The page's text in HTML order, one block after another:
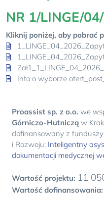
NR 1/LINGE/
Kliknij poniżej, aby pobrać
Info o wyborze
Proassist sp. z o.o. we
Górniczo-Hutniczą w
dofinansowany z
i Rozwoju: Inteligentny
dokumentacji medycznej
Wartość projektu: 11
Wartość dofinansowania: